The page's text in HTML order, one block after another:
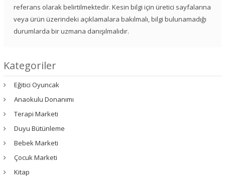
referans olarak belirtilmektedir. Kesin bilgi için üretici sayfalarına
veya ürün üzerindeki açıklamalara bakılmalı, bilgi bulunamadığı
durumlarda bir uzmana danışılmalıdır.
Kategoriler
Eğitici Oyuncak
Anaokulu Donanımı
Terapi Marketi
Duyu Bütünleme
Bebek Marketi
Çocuk Marketi
Kitap